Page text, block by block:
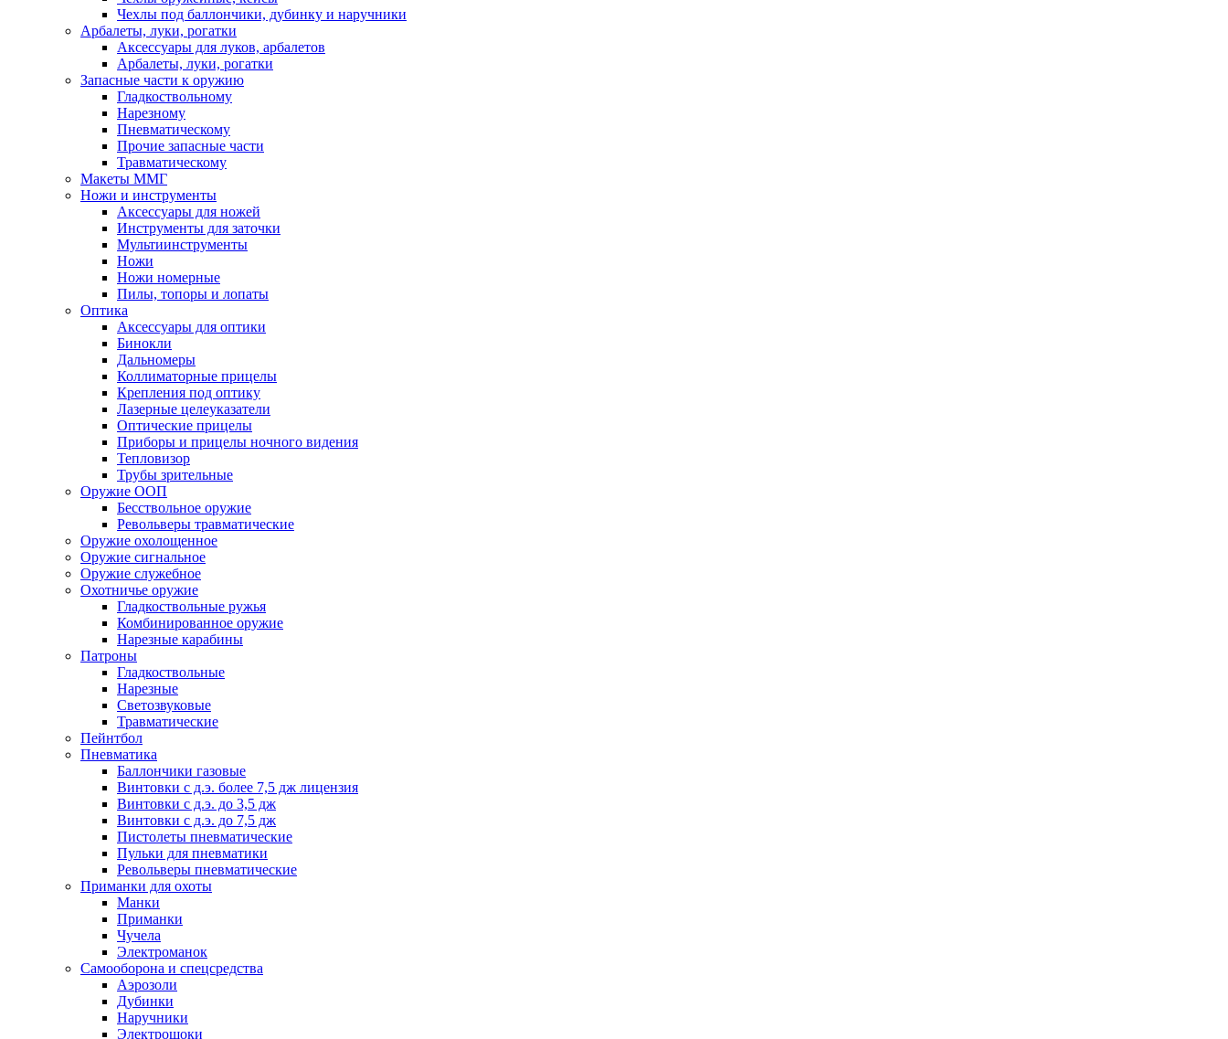
Чехлы под баллончики, дубинку и наручники
Арбалеты, луки, рогатки
Аксессуары для луков, арбалетов
Арбалеты, луки, рогатки
Запасные части к оружию
Гладкоствольному
Нарезному
Пневматическому
Прочие запасные части
Травматическому
Макеты ММГ
Ножи и инструменты
Аксессуары для ножей
Инструменты для заточки
Мультиинструменты
Ножи
Ножи номерные
Пилы, топоры и лопаты
Оптика
Аксессуары для оптики
Бинокли
Дальномеры
Коллиматорные прицелы
Крепления под оптику
Лазерные целеуказатели
Оптические прицелы
Приборы и прицелы ночного видения
Тепловизор
Трубы зрительные
Оружие ООП
Бесствольное оружие
Револьверы травматические
Оружие охолощенное
Оружие сигнальное
Оружие служебное
Охотничье оружие
Гладкоствольные ружья
Комбинированное оружие
Нарезные карабины
Патроны
Гладкоствольные
Нарезные
Светозвуковые
Травматические
Пейнтбол
Пневматика
Баллончики газовые
Винтовки с д.э. более 7,5 дж лицензия
Винтовки с д.э. до 3,5 дж
Винтовки с д.э. до 7,5 дж
Пистолеты пневматические
Пульки для пневматики
Револьверы пневматические
Приманки для охоты
Манки
Приманки
Чучела
Электроманок
Самооборона и спецсредства
Аэрозоли
Дубинки
Наручники
Электрошоки